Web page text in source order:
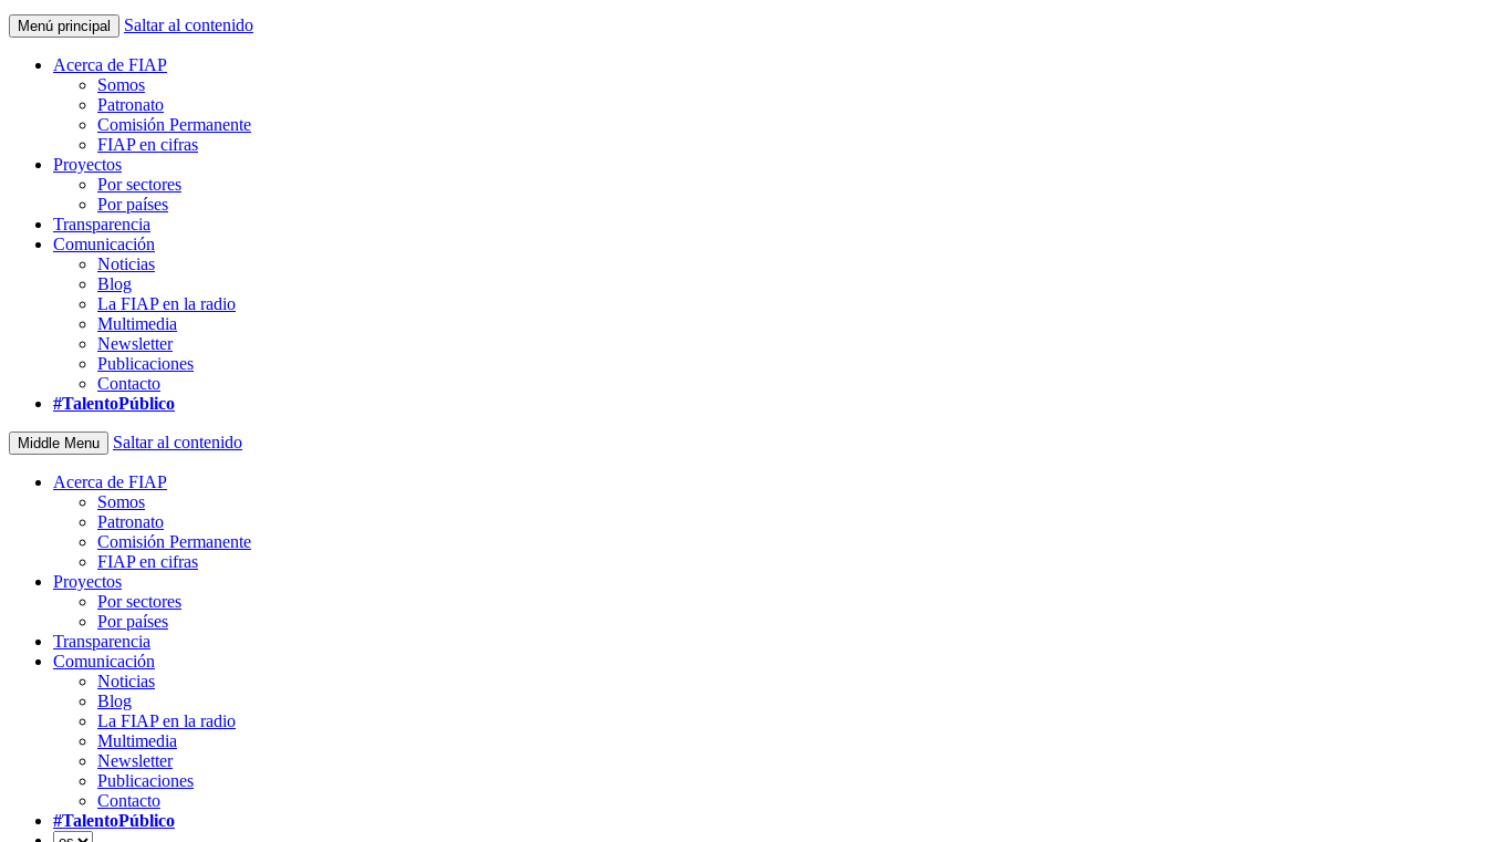
Menú principal Saltar al contenido
Acerca de FIAP
Somos
Patronato
Comisión Permanente
FIAP en cifras
Proyectos
Por sectores
Por países
Transparencia
Comunicación
Noticias
Blog
La FIAP en la radio
Multimedia
Newsletter
Publicaciones
Contacto
#TalentoPúblico
Middle Menu Saltar al contenido
Acerca de FIAP
Somos
Patronato
Comisión Permanente
FIAP en cifras
Proyectos
Por sectores
Por países
Transparencia
Comunicación
Noticias
Blog
La FIAP en la radio
Multimedia
Newsletter
Publicaciones
Contacto
#TalentoPúblico